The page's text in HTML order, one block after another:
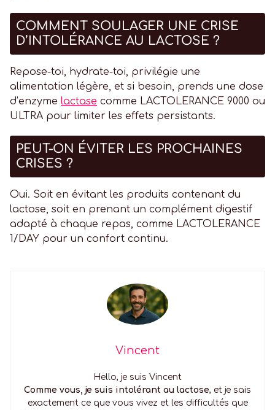
COMMENT SOULAGER UNE CRISE
D’INTOLÉRANCE AU LACTOSE ?
Repose-toi, hydrate-toi, privilégie une
alimentation légère, et si besoin, prends une dose
d’enzyme lactase comme LACTOLERANCE 9000 ou
ULTRA pour limiter les effets persistants.
PEUT-ON ÉVITER LES PROCHAINES
CRISES ?
Oui. Soit en évitant les produits contenant du
lactose, soit en prenant un complément digestif
adapté à chaque repas, comme LACTOLERANCE
1/DAY pour un confort continu.
Vincent
Hello, je suis Vincent
Comme vous, je suis intolérant au lactose, et je sais
exactement ce que vous vivez et les difficultés que